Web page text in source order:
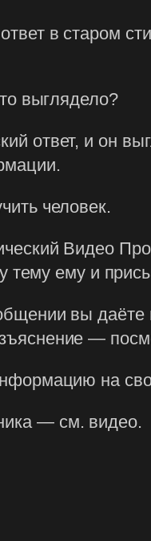
в старом
выглядело?
ответ, и он
человек.
Видео
тему ему и
вы даёте
—
на
— см. видео.